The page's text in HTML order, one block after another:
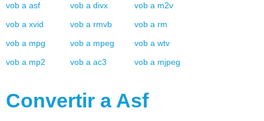
vob a asf vob a divx vob a m2v
vob a xvid vob a rmvb vob a rm
vob a mpg vob a mpeg vob a wtv
vob a mp2 vob a ac3 vob a mjpeg
Convertir a Asf